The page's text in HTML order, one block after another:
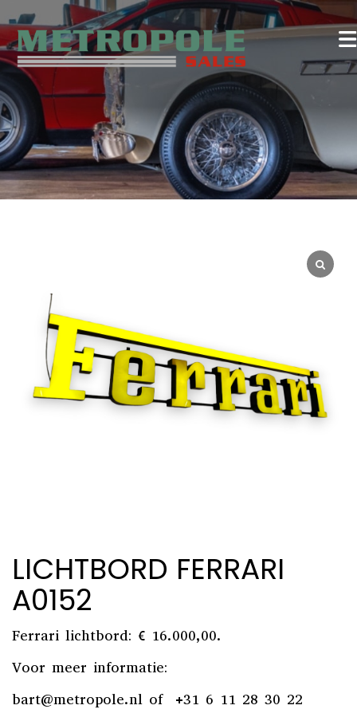
LICHTBORD FERRARI
A0152
Ferrari lichtbord: € 16.000,00.
Voor meer informatie:
bart@metropole.nl of +31 6 11 28 30 22